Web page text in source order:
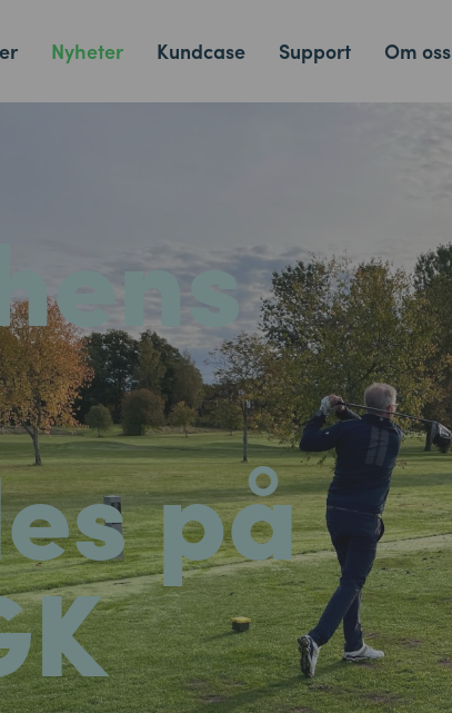
Nyheter Kundcase Support Om oss
på